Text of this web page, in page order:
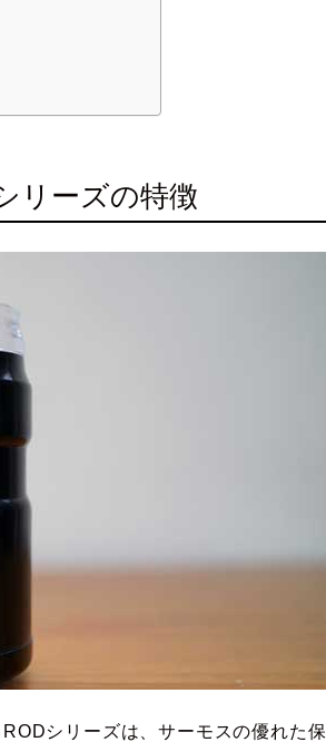
リーズの特徴
シリーズは、サーモスの優れた保